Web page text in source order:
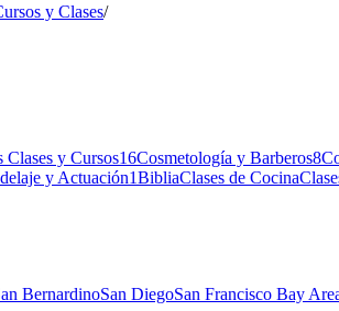
y Clases/
Clases y Cursos16Cosmetología y Barberos8
y Actuación1BibliaClases de Cocina
BernardinoSan DiegoSan Francisco Bay